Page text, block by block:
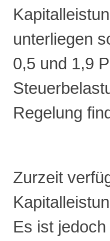
unterliegen
0,5 und 1,9
Regelung
Zurzeit
Es ist